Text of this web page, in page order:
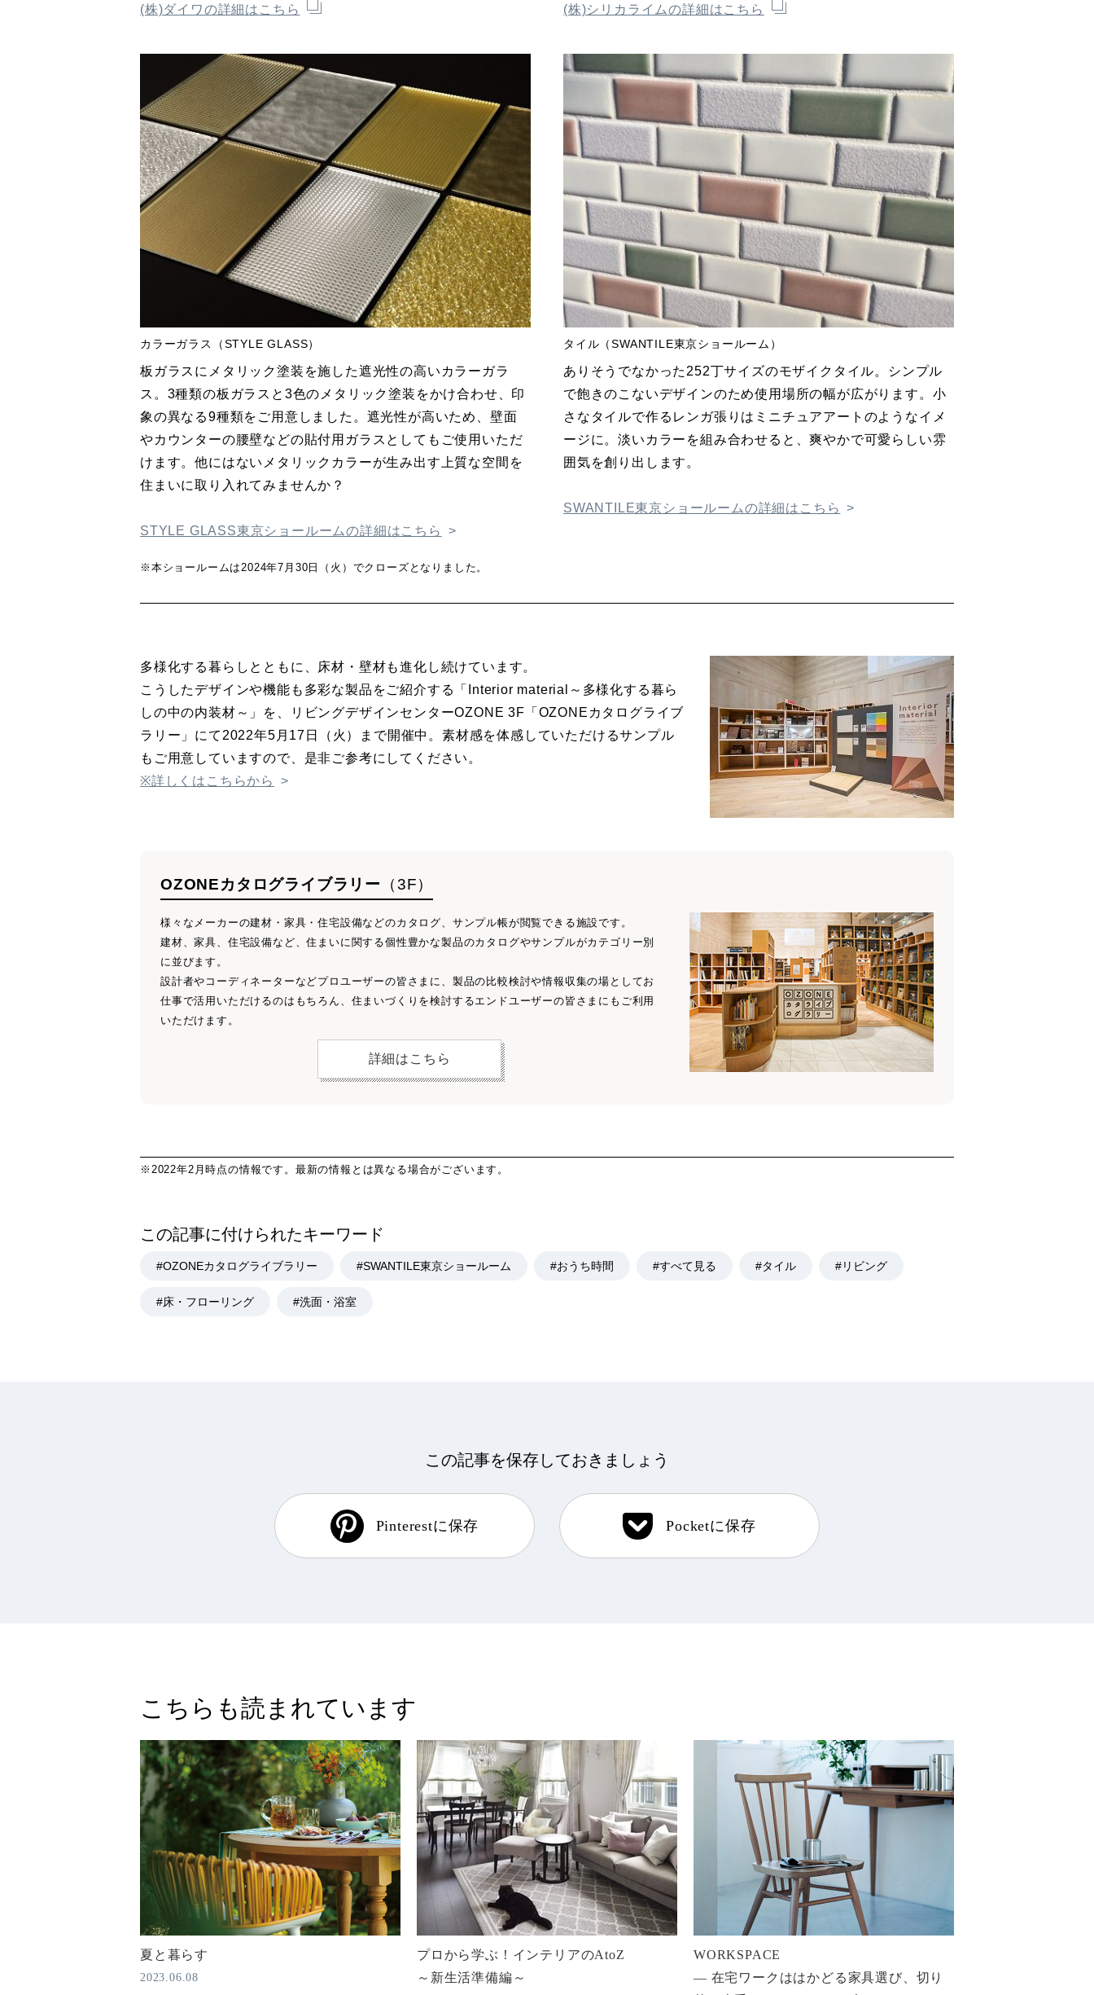
(株)ダイワの詳細はこちら (株)シリカライムの詳細はこちら
カラーガラス（STYLE GLASS）
板ガラスにメタリック塗装を施した遮光性の高いカラーガラ
ス。3種類の板ガラスと3色のメタリック塗装をかけ合わせ、印
象の異なる9種類をご用意しました。遮光性が高いため、壁面
やカウンターの腰壁などの貼付用ガラスとしてもご使用いただ
けます。他にはないメタリックカラーが生み出す上質な空間を
住まいに取り入れてみませんか？
STYLE GLASS東京ショールームの詳細はこちら
※本ショールームは2024年7月30日（火）でクローズとなりました。
タイル（SWANTILE東京ショールーム）
ありそうでなかった252丁サイズのモザイクタイル。シンプル
で飽きのこないデザインのため使用場所の幅が広がります。小
さなタイルで作るレンガ張りはミニチュアアートのようなイメ
ージに。淡いカラーを組み合わせると、爽やかで可愛らしい雰
囲気を創り出します。
SWANTILE東京ショールームの詳細はこちら
多様化する暮らしとともに、床材・壁材も進化し続けています。
こうしたデザインや機能も多彩な製品をご紹介する「Interior material～多様化する暮ら
しの中の内装材～」を、リビングデザインセンターOZONE 3F「OZONEカタログライブ
ラリー」にて2022年5月17日（火）まで開催中。素材感を体感していただけるサンプル
もご用意していますので、是非ご参考にしてください。
※詳しくはこちらから
OZONEカタログライブラリー （3F）
様々なメーカーの建材・家具・住宅設備などのカタログ、サンプル帳が閲覧できる施設です。
建材、家具、住宅設備など、住まいに関する個性豊かな製品のカタログやサンプルがカテゴリー別
に並びます。
設計者やコーディネーターなどプロユーザーの皆さまに、製品の比較検討や情報収集の場としてお
仕事で活用いただけるのはもちろん、住まいづくりを検討するエンドユーザーの皆さまにもご利用
いただけます。
詳細はこちら
※2022年2月時点の情報です。最新の情報とは異なる場合がございます。
この記事に付けられたキーワード
#OZONEカタログライブラリー #SWANTILE東京ショールーム #おうち時間 #すべて見る #タイル #リビング
#床・フローリング #洗面・浴室
この記事を保存しておきましょう
Pinterestに保存 Pocketに保存
こちらも読まれています
夏と暮らす
2023.06.08
プロから学ぶ！インテリアのAtoZ
～新生活準備編～
WORKSPACE
― 在宅ワークははかどる家具選び、切り